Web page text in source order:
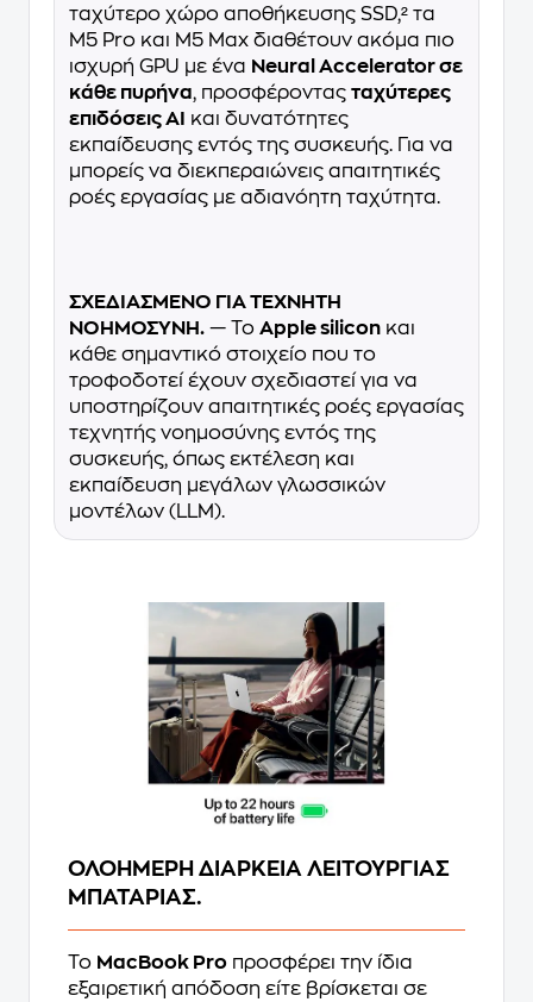
ταχύτερο χώρο αποθήκευσης SSD,² τα
M5 Pro και M5 Max διαθέτουν ακόμα πιο
ισχυρή GPU με ένα Neural Accelerator σε
κάθε πυρήνα, προσφέροντας ταχύτερες
επιδόσεις AI
και δυνατότητες
εκπαίδευσης εντός της συσκευής. Για να
μπορείς να διεκπεραιώνεις απαιτητικές
ροές εργασίας με αδιανόητη ταχύτητα.
ΣΧΕΔΙΑΣΜΕΝΟ ΓΙΑ ΤΕΧΝΗΤΗ
ΝΟΗΜΟΣΥΝΗ. — Το Apple silicon και
κάθε σημαντικό στοιχείο που το
τροφοδοτεί έχουν σχεδιαστεί για να
υποστηρίζουν απαιτητικές ροές εργασίας
τεχνητής νοημοσύνης εντός της
συσκευής, όπως εκτέλεση και
εκπαίδευση μεγάλων γλωσσικών
μοντέλων (LLM).
ΟΛΟΗΜΕΡΗ ΔΙΑΡΚΕΙΑ ΛΕΙΤΟΥΡΓΙΑΣ
ΜΠΑΤΑΡΙΑΣ.
Το MacBook Pro προσφέρει την ίδια
εξαιρετική απόδοση είτε βρίσκεται σε